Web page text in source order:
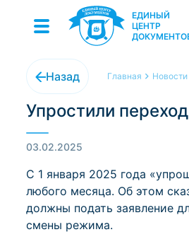
ЕДИНЫЙ
ЦЕНТР
Назад Главная Новости
Упростили
03.02.2025
С 1 января 2025 года
любого месяца. Об этом
должны подать заявление
смены режима.